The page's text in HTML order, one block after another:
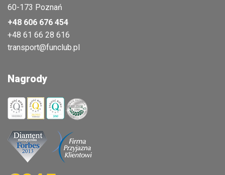
60-173 Poznań
+48 606 676 454
+48 61 66 28 616
transport@funclub.pl
Nagrody